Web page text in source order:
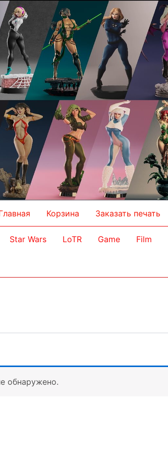
Корзина Заказать печать
Star Wars LoTR Game Film
обнаружено.